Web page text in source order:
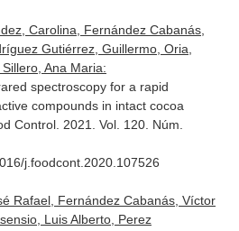
Carolina, Fernández Cabanás,
Gutiérrez, Guillermo, Oria,
Ana Maria:
spectroscopy for a rapid
compounds in intact cocoa
Control. 2021. Vol. 120. Núm.
j.foodcont.2020.107526
Rafael, Fernández Cabanás, Víctor
Luis Alberto, Perez